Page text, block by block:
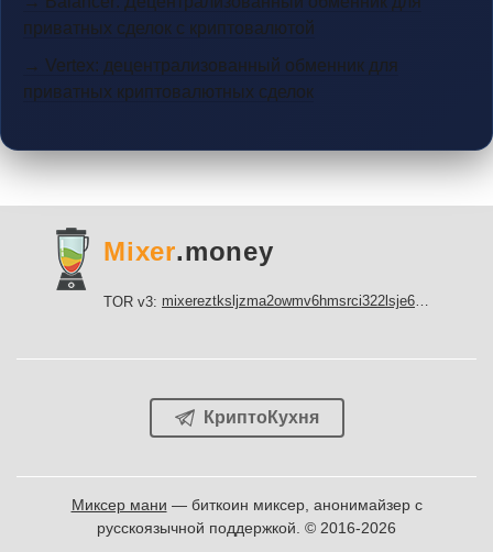
приватных сделок с криптовалютой
→ Vertex: децентрализованный обменник для
приватных криптовалютных сделок
Mixer.money
TOR v3: mixereztksljzma2owmv6hmsrci322lsje6m3svicoddk3xbgvhd2fid.onion
КриптоКухня
Миксер мани — биткоин миксер, анонимайзер с
русскоязычной поддержкой. © 2016-2026